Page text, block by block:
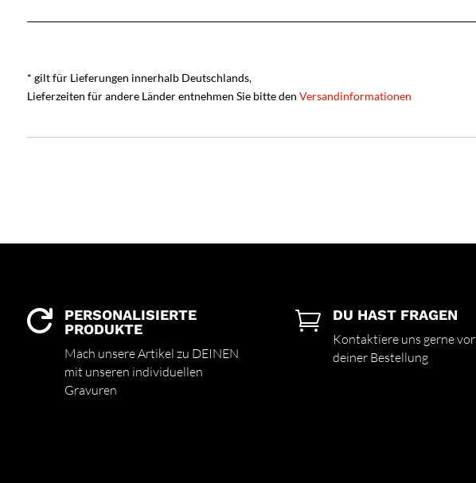
* gilt für Lieferungen innerhalb Deutschlands,
Lieferzeiten für andere Länder entnehmen Sie bitte den Versandinformationen

PERSONALISIERTE
PRODUKTE
Mach unsere Artikel zu DEINEN
mit unseren individuellen
Gravuren
 DU HAST FRAGEN
Kontaktiere uns gerne vor
deiner Bestellung